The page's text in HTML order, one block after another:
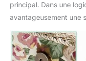
principal. Dans une
avantageusement une